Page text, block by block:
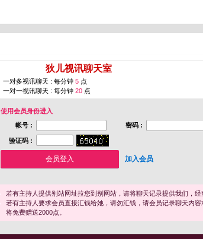
狄儿视讯聊天室
一对多视讯聊天 : 每分钟 5 点
一对一视讯聊天 : 每分钟 20 点
使用会员身份进入
帐号 :
密码 :
验证码 :
加入会员
若有主持人提供别站网址拉您到别网站，请将聊天记录提供我们，经
若有主持人要求会员直接汇钱给她，请勿汇钱，请会员记录聊天内
将免费赠送2000点。